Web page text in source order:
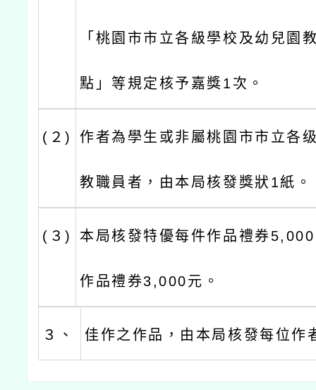
「桃園市市立各級學校及幼兒園
點」等規定核予嘉獎1次。
(２) 作者為學生或非屬桃園市市立各
教職員者，由本局核發獎狀1紙。
(３) 本局核發特優每件作品禮券
作品禮券3,000元。
３、 佳作之作品，由本局核發每位作